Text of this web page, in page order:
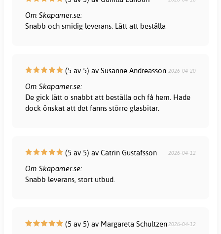
Om Skapamer.se:
Snabb och smidig leverans. Lätt att beställa
(5 av 5) av Susanne Andreasson 2026-04-20
Om Skapamer.se:
De gick lätt o snabbt att beställa och få hem. Hade
dock önskat att det fanns större glasbitar.
(5 av 5) av Catrin Gustafsson 2026-04-12
Om Skapamer.se:
Snabb leverans, stort utbud.
(5 av 5) av Margareta Schultzen2026-04-12